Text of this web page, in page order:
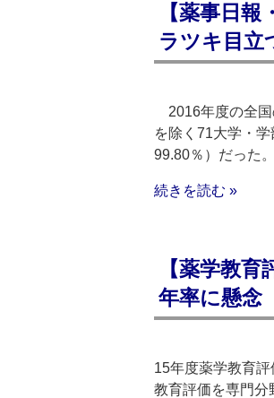
【薬事日
ラツキ目立
2016年度の全国
を除く71大学・
99.80％）だった
続きを読む »
【薬学教
年率に懸念
15年度薬学教育
教育評価を専門分